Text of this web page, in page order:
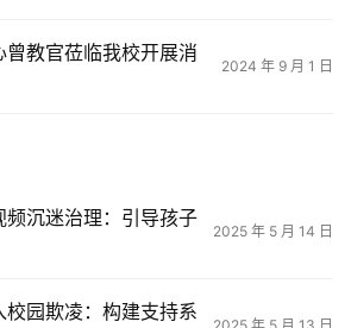
教官莅临我校开展消
2024 年 9 月 1 日
频沉迷治理：引导孩子
2025 年 5 月 14 日
校园欺凌：构建支持系